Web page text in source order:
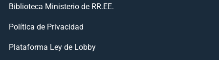
Biblioteca Ministerio de RR.EE.
Política de Privacidad
Plataforma Ley de Lobby